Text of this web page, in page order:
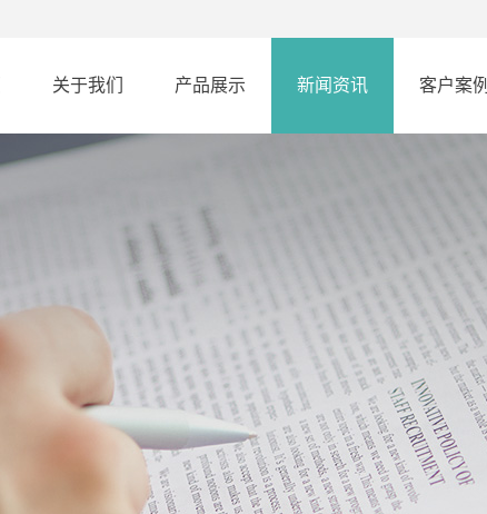
关于我们 产品展示 新闻资讯 客户案例